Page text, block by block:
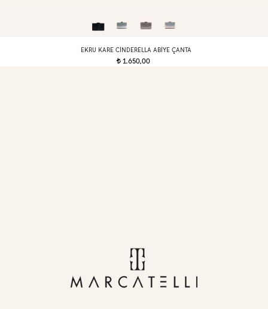
EKRU KARE CINDERELLA ABIYE ÇANTA
t 1.650,00